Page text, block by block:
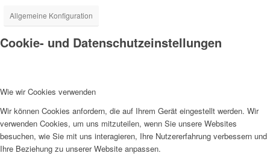
Allgemeine Konfiguration
Cookie- und Datenschutzeinstellungen
Wie wir Cookies verwenden
Wir können Cookies anfordern, die auf Ihrem Gerät eingestellt werden. Wir
verwenden Cookies, um uns mitzuteilen, wenn Sie unsere Websites
besuchen, wie Sie mit uns interagieren, Ihre Nutzererfahrung verbessern und
Ihre Beziehung zu unserer Website anpassen.